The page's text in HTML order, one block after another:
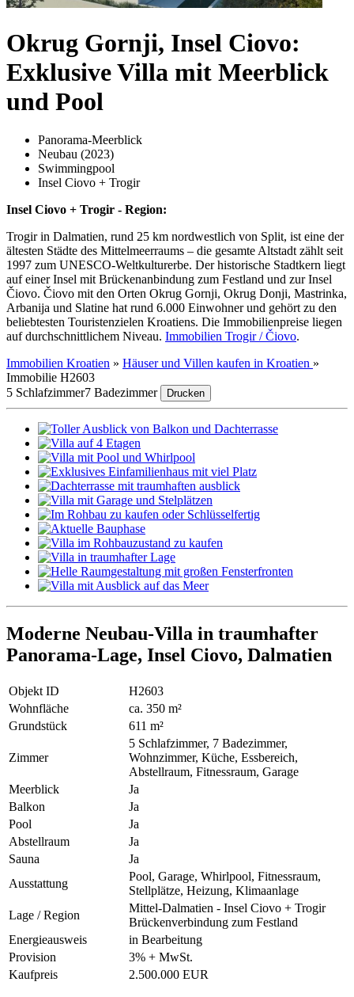
Okrug Gornji, Insel Ciovo:
Exklusive Villa mit Meerblick
und Pool
Panorama-Meerblick
Neubau (2023)
Swimmingpool
Insel Ciovo + Trogir
Insel Ciovo + Trogir - Region:
Trogir in Dalmatien, rund 25 km nordwestlich von Split, ist eine der
ältesten Städte des Mittelmeerraums – die gesamte Altstadt zählt seit
1997 zum UNESCO-Weltkulturerbe. Der historische Stadtkern liegt
auf einer Insel mit Brückenanbindung zum Festland und zur Insel
Čiovo. Čiovo mit den Orten Okrug Gornji, Okrug Donji, Mastrinka,
Arbanija und Slatine hat rund 6.000 Einwohner und gehört zu den
beliebtesten Touristenzielen Kroatiens. Die Immobilienpreise liegen
auf durchschnittlichem Niveau. Immobilien Trogir / Čiovo.
Immobilien Kroatien » Häuser und Villen kaufen in Kroatien »
Immobilie H2603
5 Schlafzimmer7 Badezimmer Drucken
Moderne Neubau-Villa in traumhafter
Panorama-Lage, Insel Ciovo, Dalmatien
Objekt ID
H2603
Wohnfläche
ca. 350 m²
Grundstück
611 m²
Zimmer
5 Schlafzimmer, 7 Badezimmer,
Wohnzimmer, Küche, Essbereich,
Abstellraum, Fitnessraum, Garage
Meerblick
Ja
Balkon
Ja
Pool
Ja
Abstellraum
Ja
Sauna
Ja
Ausstattung
Pool, Garage, Whirlpool, Fitnessraum,
Stellplätze, Heizung, Klimaanlage
Lage / Region
Mittel-Dalmatien - Insel Ciovo + Trogir
Brückenverbindung zum Festland
Energieausweis
in Bearbeitung
Provision
3% + MwSt.
Kaufpreis
2.500.000 EUR